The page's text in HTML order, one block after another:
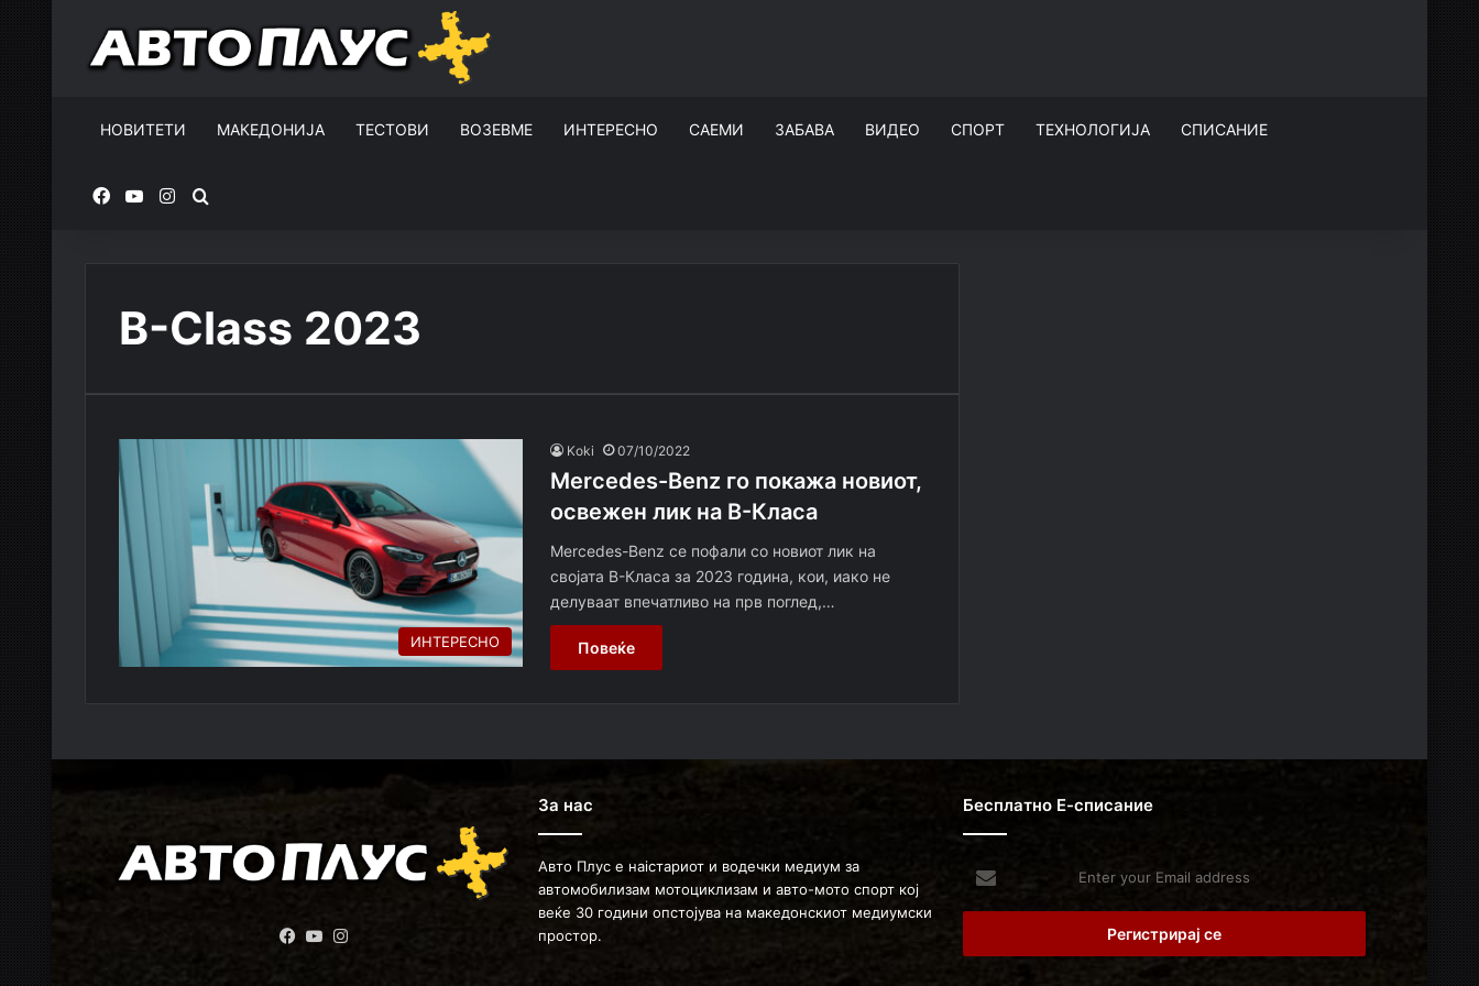
НОВИТЕТИ МАКЕДОНИЈА ТЕСТОВИ ВОЗЕВМЕ ИНТЕРЕСНО САЕМИ ЗАБАВА ВИДЕО СПОРТ ТЕХНОЛОГИЈА СПИСАНИЕ
FacebookYouTubeInstagram
B-Сlass 2023
ИНТЕРЕСНО
Koki 07/10/2022
Mercedes-Benz го покажа новиот,
освежен лик на B-Класа
Mercedes-Benz се пофали со новиот лик на
својата B-Класа за 2023 година, кои, иако не
делуваат впечатливо на прв поглед,…
Повеќе
Facebook
YouTube
За нас
Авто Плус е наістариот и водечки медиум за
автомобилизам мотоциклизам и авто-мото спорт кој
веќе 30 години опстојува на македонскиот медиумски
простор.
Бесплатно Е-списание
Enter
your
Email